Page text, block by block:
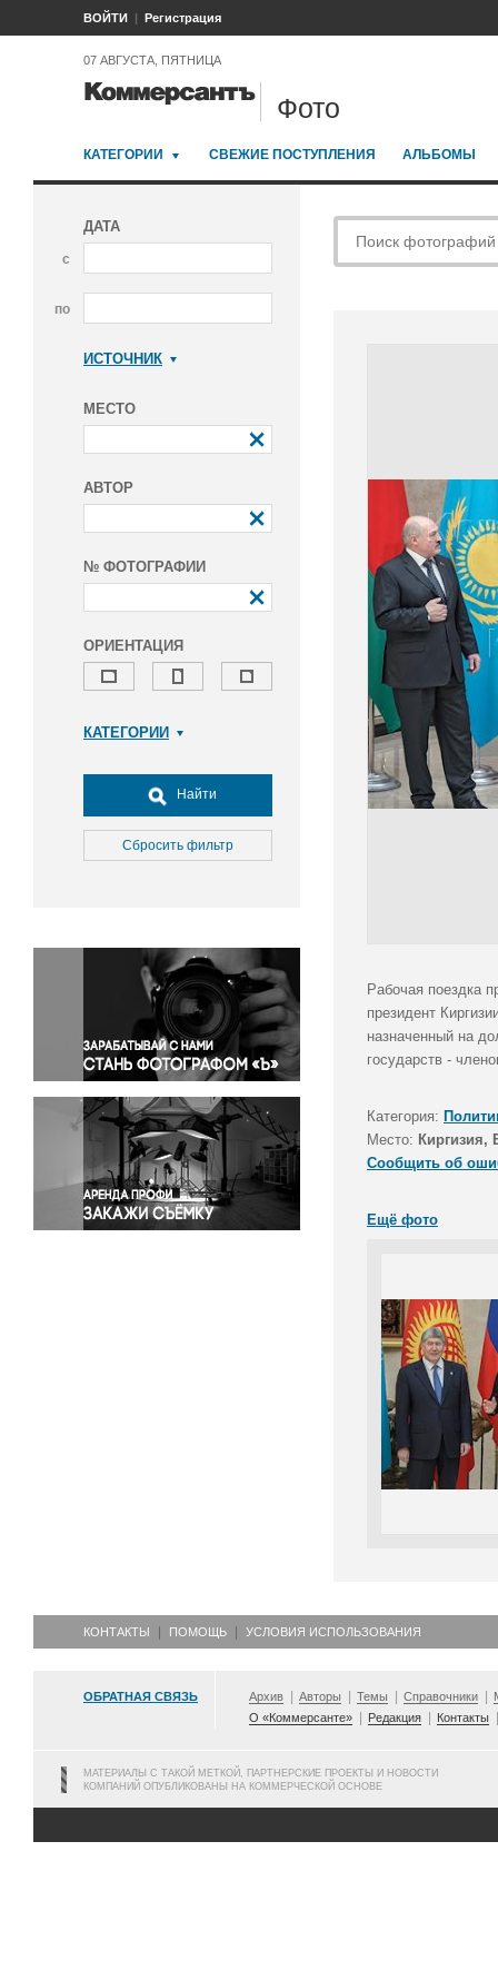
ВОЙТИ Регистрация
07 АВГУСТА, ПЯТНИЦА
Фото
КАТЕГОРИИ СВЕЖИЕ ПОСТУПЛЕНИЯ АЛЬБОМЫ
ДАТА
с
по
ИСТОЧНИК
МЕСТО
АВТОР
№ ФОТОГРАФИИ
ОРИЕНТАЦИЯ
КАТЕГОРИИ
Досуг, туризм и отдых
Культура
Медицина
Окружающая среда
Политика
Правосудие
Происшествия и конфликты
Религия
Светская жизнь
Спорт
Экология
Экономика и бизнес
Найти
Сбросить фильтр
Рабочая поездка
президент
назначенный на
государств -
Категория:
Место: Киргизия,
Сообщить об
Ещё фото
КОНТАКТЫ ПОМОЩЬ УСЛОВИЯ ИСПОЛЬЗОВАНИЯ
ОБРАТНАЯ СВЯЗЬ Архив Авторы Темы Справочники
О «Коммерсанте»
Редакция Контакты
МАТЕРИАЛЫ С ТАКОЙ МЕТКОЙ, ПАРТНЕРСКИЕ ПРОЕКТЫ И НОВОСТИ
КОМПАНИЙ ОПУБЛИКОВАНЫ НА КОММЕРЧЕСКОЙ ОСНОВЕ